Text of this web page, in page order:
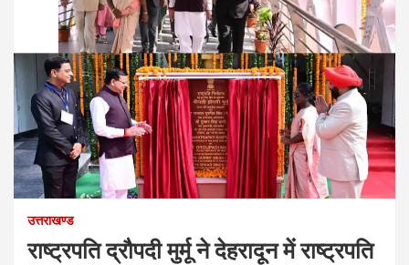
उत्तराखण्ड
राष्ट्रपति द्रौपदी मुर्मू ने देहरादून में राष्ट्रपति